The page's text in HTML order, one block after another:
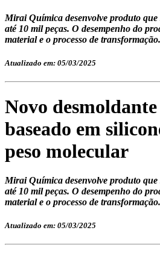
Mirai Química desenvolve produto que
até 10 mil peças. O desempenho do
material e o processo de transformação.
Atualizado em: 05/03/2025
Novo
baseado em
peso molecular
Mirai Química desenvolve produto que
até 10 mil peças. O desempenho do
material e o processo de transformação.
Atualizado em: 05/03/2025